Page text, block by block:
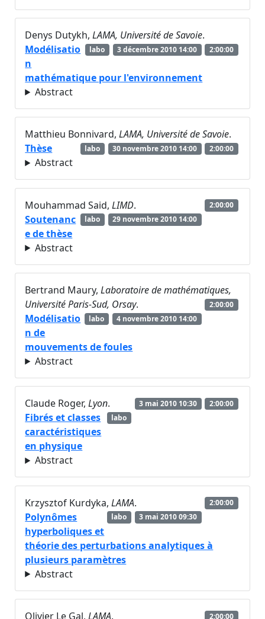
Denys Dutykh,LAMA, Université de Savoie.
2:00:00
3 décembre 2010 14:00
labo
Modélisatio
n
mathématique pour l'environnement
Abstract
Matthieu Bonnivard,LAMA, Université de Savoie.
2:00:00
30 novembre 2010 14:00
labo
Thèse
Abstract
Mouhammad Said,LIMD.
2:00:00
29 novembre 2010 14:00
labo
Soutenanc
e de thèse
Abstract
Bertrand Maury,Laboratoire de mathématiques,
Université Paris-Sud, Orsay.
2:00:00
4 novembre 2010 14:00
labo
Modélisatio
n de
mouvements de foules
Abstract
Claude Roger,Lyon. 2:00:00
3 mai 2010 10:30
labo
Fibrés et classes
caractéristiques
en physique
Abstract
Krzysztof Kurdyka,LAMA.
2:00:00
3 mai 2010 09:30
labo
Polynômes
hyperboliques et
théorie des perturbations analytiques à
plusieurs paramètres
Abstract
Olivier Le Gal, LAMA. 2:00:00